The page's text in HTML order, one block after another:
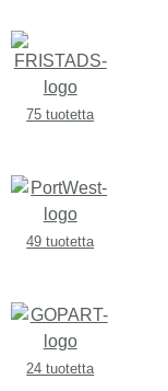
75 tuotetta
49 tuotetta
24 tuotetta